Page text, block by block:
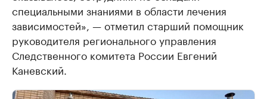
специальными знаниями в области лечения
зависимостей», — отметил старший помощник
руководителя регионального управления
Следственного комитета России Евгений
Каневский.